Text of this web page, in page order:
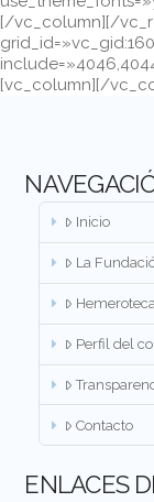
[/vc_column][/
[vc_column][/
Inicio
La
Perfil del
Contacto
ENLACES